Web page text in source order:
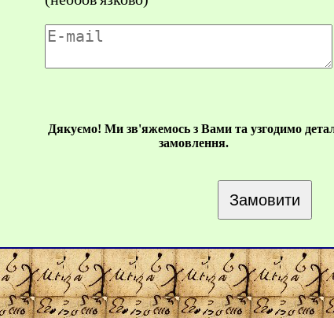
Дякуємо! Ми зв'яжемось з Вами та узгодимо
замовлення.